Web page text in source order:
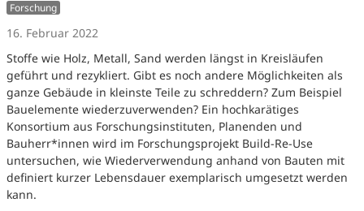
Forschung
16. Februar 2022
Stoffe wie Holz, Metall, Sand werden längst in Kreisläufen
geführt und rezykliert. Gibt es noch andere Möglichkeiten als
ganze Gebäude in kleinste Teile zu schreddern? Zum Beispiel
Bauelemente wiederzuverwenden? Ein hochkarätiges
Konsortium aus Forschungsinstituten, Planenden und
Bauherr*innen wird im Forschungsprojekt Build-Re-Use
untersuchen, wie Wiederverwendung anhand von Bauten mit
definiert kurzer Lebensdauer exemplarisch umgesetzt werden
kann.